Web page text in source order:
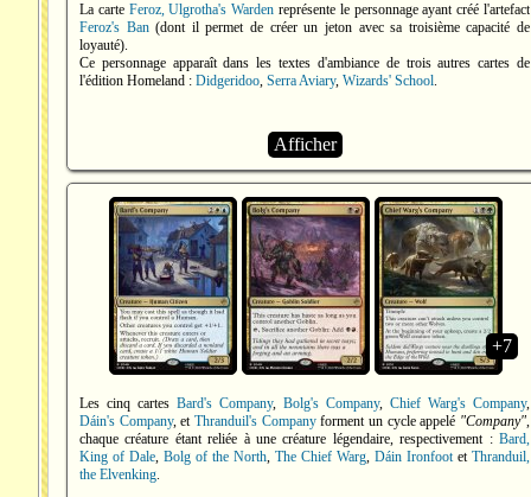
La carte Feroz, Ulgrotha's Warden représente le personnage ayant créé l'artefact
Feroz's Ban(dont il permet de créer un jeton avec sa troisième capacité de
loyauté).
Ce personnage apparaît dans les textes d'ambiance de trois autres cartes de
l'édition Homeland : Didgeridoo, Serra Aviary, Wizards' School.
Afficher
+7
Les cinq cartes Bard's Company, Bolg's Company, Chief Warg's Company,
Dáin's Company, etThranduil's Companyforment un cycle appelé "Company",
chaque créature étant reliée à une créature légendaire, respectivement : Bard,
King of Dale, Bolg of the North, The Chief Warg, Dáin Ironfootet Thranduil,
the Elvenking.